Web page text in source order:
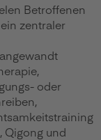
Betroffenen
zentraler
oder
Qigong und